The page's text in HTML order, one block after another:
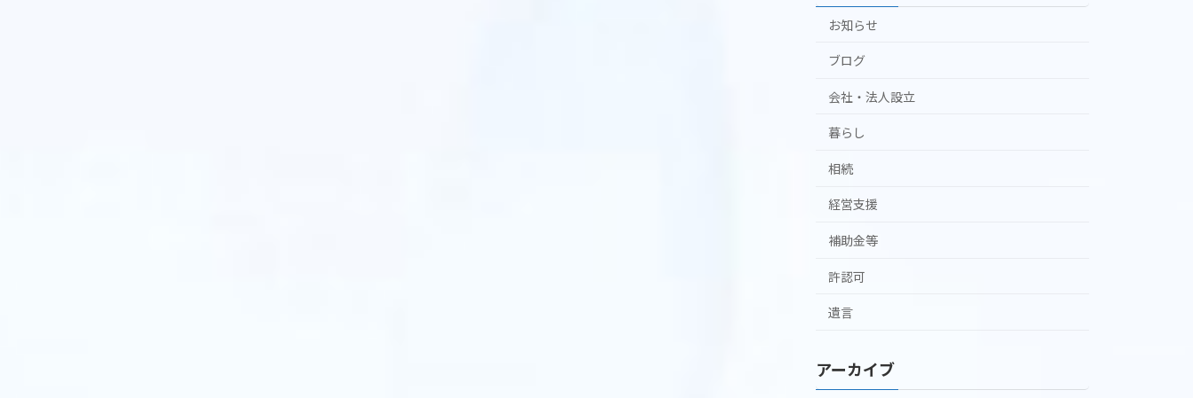
お知らせ
ブログ
会社・法人設立
暮らし
相続
経営支援
補助金等
許認可
遺言
アーカイブ